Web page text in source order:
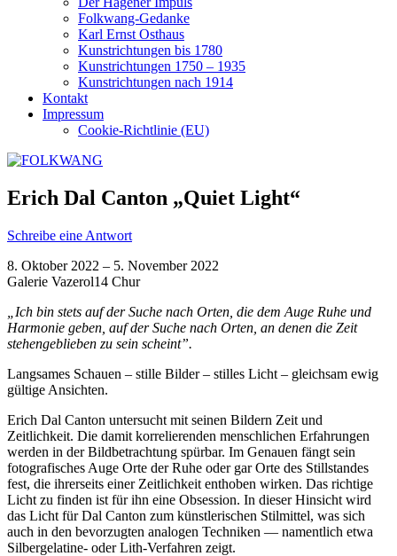
Folkwang-Gedanke
Karl Ernst Osthaus
Kunstrichtungen bis 1780
Kunstrichtungen 1750 – 1935
Kunstrichtungen nach 1914
Kontakt
Impressum
Cookie-Richtlinie (EU)
Erich Dal Canton „Quiet Light“
Schreibe eine Antwort
8. Oktober 2022 – 5. November 2022
Galerie Vazerol14 Chur
„Ich bin stets auf der Suche nach Orten, die dem Auge Ruhe und
Harmonie geben, auf der Suche nach Orten, an denen die Zeit
stehengeblieben zu sein scheint”.
Langsames Schauen – stille Bilder – stilles Licht – gleichsam ewig
gültige Ansichten.
Erich Dal Canton untersucht mit seinen Bildern Zeit und
Zeitlichkeit. Die damit korrelierenden menschlichen Erfahrungen
werden in der Bildbetrachtung spürbar. Im Genauen fängt sein
fotografisches Auge Orte der Ruhe oder gar Orte des Stillstandes
fest, die ihrerseits einer Zeitlichkeit enthoben wirken. Das richtige
Licht zu finden ist für ihn eine Obsession. In dieser Hinsicht wird
das Licht für Dal Canton zum künstlerischen Stilmittel, was sich
auch in den bevorzugten analogen Techniken — namentlich etwa
Silbergelatine- oder Lith-Verfahren zeigt.